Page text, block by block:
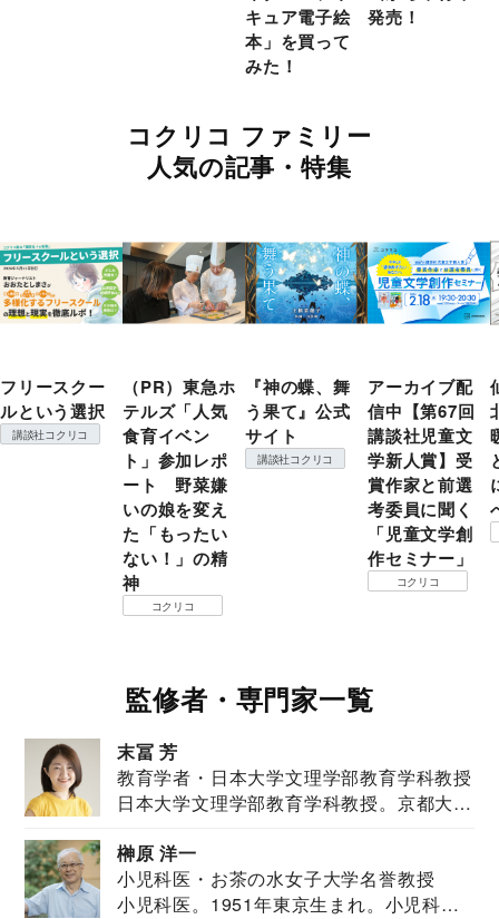
キュア電子絵
本」を買って
みた！
発売！
コクリコ ファミリー
人気の記事・特集
フリースクー
ルという選択
講談社コクリコ
（PR）東急ホ
テルズ「人気
食育イベン
ト」参加レポ
ート 野菜嫌
いの娘を変え
た「もったい
ない！」の精
神
コクリコ
『神の蝶、舞
う果て』公式
サイト
講談社コクリコ
アーカイブ配
信中【第67回
講談社児童文
学新人賞】受
賞作家と前選
考委員に聞く
「児童文学創
作セミナー」
コクリコ
監修者・専門家一覧
末冨 芳
教育学者・日本大学文理学部教育学科教授
日本大学文理学部教育学科教授。京都大学
榊原 洋一
小児科医・お茶の水女子大学名誉教授
小児科医。1951年東京生まれ。小児科